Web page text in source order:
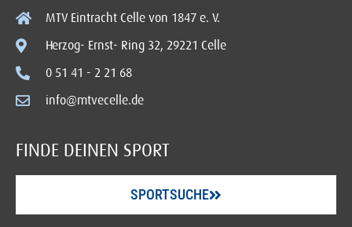
MTV Eintracht Celle von 1847 e. V.
Herzog- Ernst- Ring 32, 29221 Celle
0 51 41 - 2 21 68
info@mtvecelle.de
FINDE DEINEN SPORT
SPORTSUCHE